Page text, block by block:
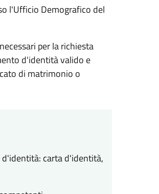
l'Ufficio Demografico del
per la richiesta
d'identità valido e
di matrimonio o
carta d'identità,